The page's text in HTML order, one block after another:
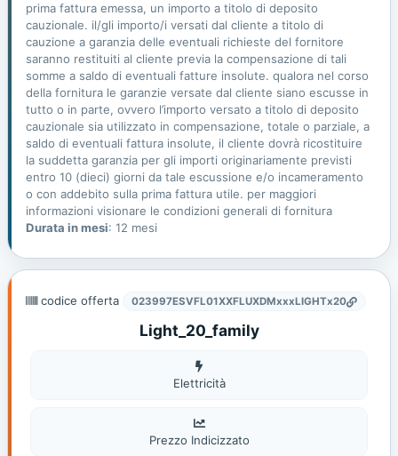
prima fattura emessa, un importo a titolo di deposito
cauzionale. il/gli importo/i versati dal cliente a titolo di
cauzione a garanzia delle eventuali richieste del fornitore
saranno restituiti al cliente previa la compensazione di tali
somme a saldo di eventuali fatture insolute. qualora nel corso
della fornitura le garanzie versate dal cliente siano escusse in
tutto o in parte, ovvero l’importo versato a titolo di deposito
cauzionale sia utilizzato in compensazione, totale o parziale, a
saldo di eventuali fattura insolute, il cliente dovrà ricostituire
la suddetta garanzia per gli importi originariamente previsti
entro 10 (dieci) giorni da tale escussione e/o incameramento
o con addebito sulla prima fattura utile. per maggiori
informazioni visionare le condizioni generali di fornitura
Durata in mesi: 12 mesi
codice offerta 023997ESVFL01XXFLUXDMxxxLIGHTx20
Light_20_family
Elettricità
Elettricità
Prezzo Indicizzato